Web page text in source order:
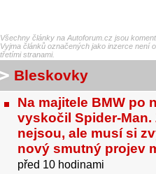
Všechny články na Autoforum.cz jsou
Vyjma článků označených jako inzerce není
třetími stranami.
Bleskovky
Na majitele BMW po
vyskočil Spider-Man.
nejsou, ale musí si
nový smutný projev
před 10 hodinami